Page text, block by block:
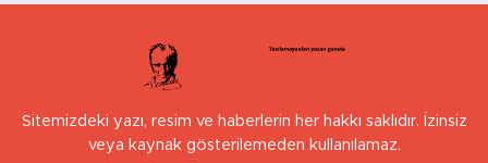
Sitemizdeki yazı, resim ve haberlerin her hakkı saklıdır. İzinsiz
veya kaynak gösterilemeden kullanılamaz.